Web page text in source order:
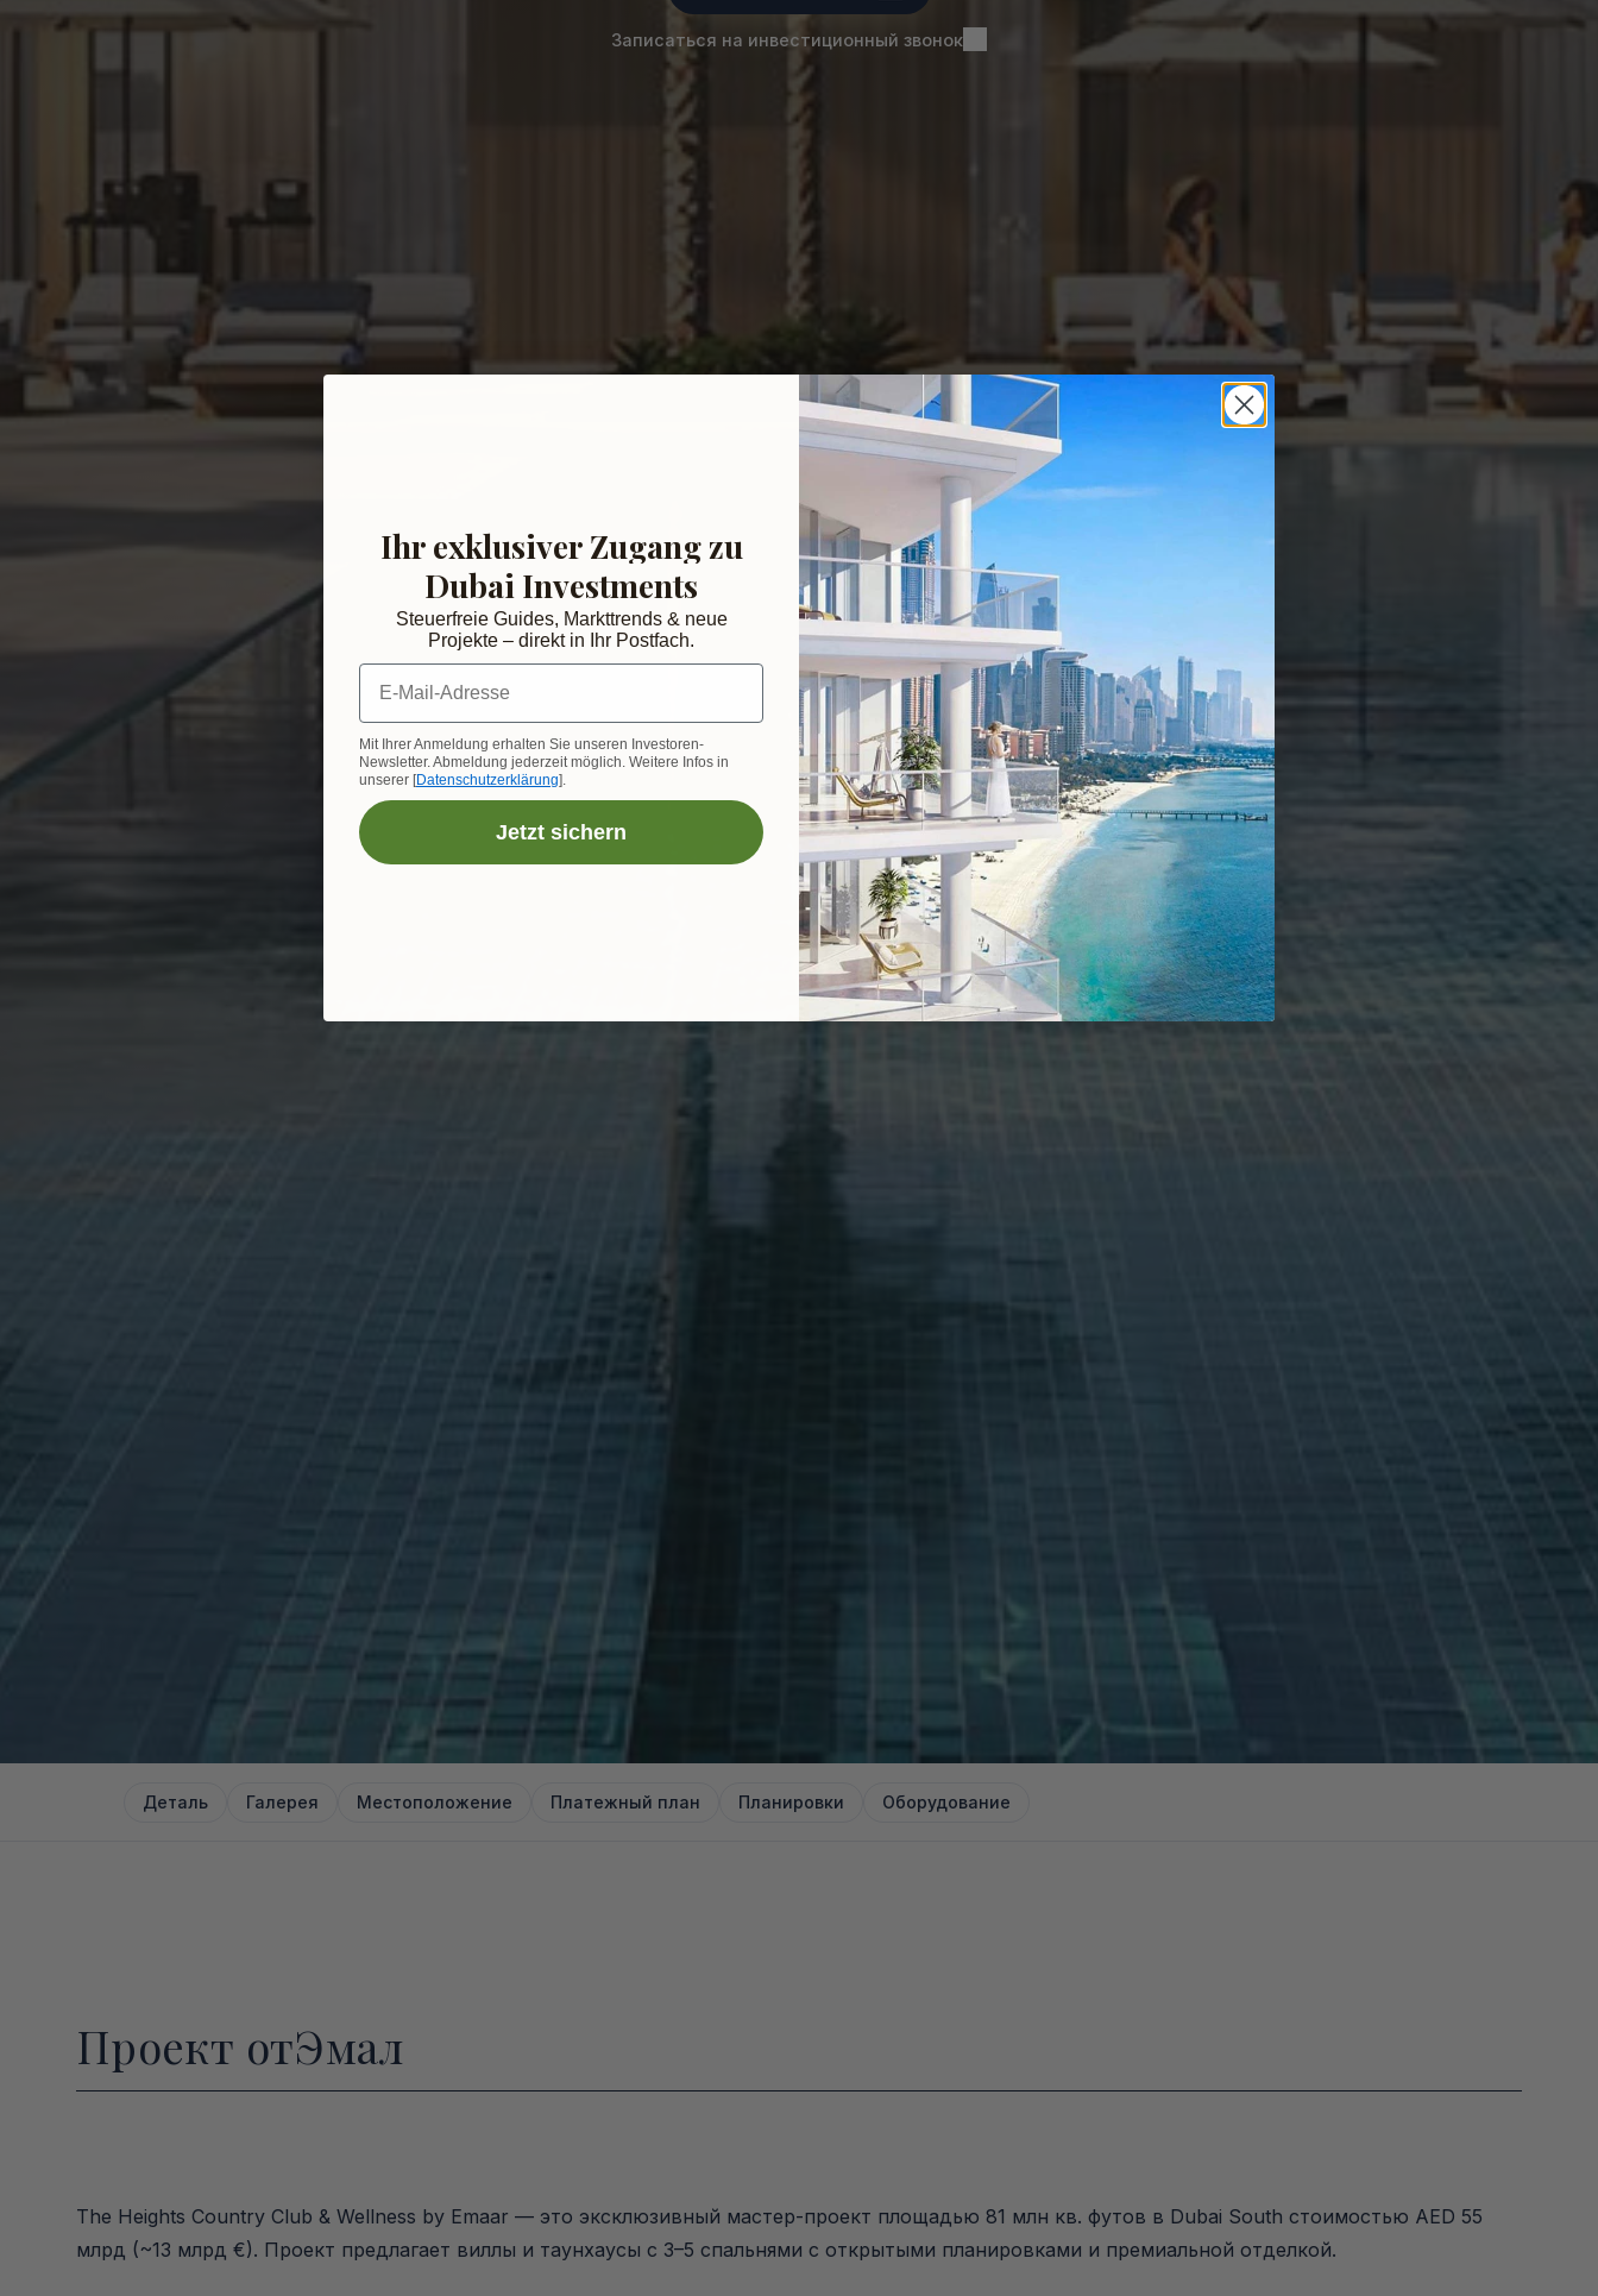
Записаться на инвестиционный звонок
Деталь Галерея Местоположение Платежный план Планировки Оборудование
Проект отЭмал
The Heights Country Club & Wellness by Emaar — это эксклюзивный мастер-проект площадью 81 млн кв. футов в Dubai South стоимостью AED 55
млрд (~13 млрд €). Проект предлагает виллы и таунхаусы с 3–5 спальнями с открытыми планировками и премиальной отделкой.
Ihr exklusiver Zugang zu
Dubai Investments
Steuerfreie Guides, Markttrends & neue
Projekte – direkt in Ihr Postfach.
E-Mail-Adresse
Mit Ihrer Anmeldung erhalten Sie unseren Investoren-
Newsletter. Abmeldung jederzeit möglich. Weitere Infos in
unserer [Datenschutzerklärung].
Jetzt sichern